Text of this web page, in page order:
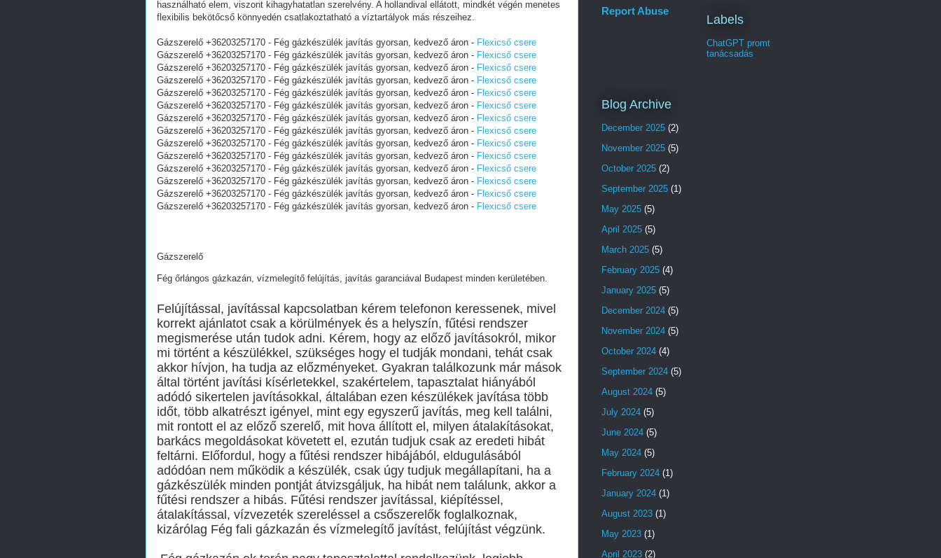
használható elem, viszont kihagyhatatlan szerelvény. A hollandival ellátott, mindkét végén menetes
flexibilis bekötőcső könnyedén csatlakoztatható a víztartályok más részeihez.
Gázszerelő +36203257170 - Fég gázkészülék javítás gyorsan, kedvező áron - Flexicső csere
Gázszerelő +36203257170 - Fég gázkészülék javítás gyorsan, kedvező áron - Flexicső csere
Gázszerelő +36203257170 - Fég gázkészülék javítás gyorsan, kedvező áron - Flexicső csere
Gázszerelő +36203257170 - Fég gázkészülék javítás gyorsan, kedvező áron - Flexicső csere
Gázszerelő +36203257170 - Fég gázkészülék javítás gyorsan, kedvező áron - Flexicső csere
Gázszerelő +36203257170 - Fég gázkészülék javítás gyorsan, kedvező áron - Flexicső csere
Gázszerelő +36203257170 - Fég gázkészülék javítás gyorsan, kedvező áron - Flexicső csere
Gázszerelő +36203257170 - Fég gázkészülék javítás gyorsan, kedvező áron - Flexicső csere
Gázszerelő +36203257170 - Fég gázkészülék javítás gyorsan, kedvező áron - Flexicső csere
Gázszerelő +36203257170 - Fég gázkészülék javítás gyorsan, kedvező áron - Flexicső csere
Gázszerelő +36203257170 - Fég gázkészülék javítás gyorsan, kedvező áron - Flexicső csere
Gázszerelő +36203257170 - Fég gázkészülék javítás gyorsan, kedvező áron - Flexicső csere
Gázszerelő +36203257170 - Fég gázkészülék javítás gyorsan, kedvező áron - Flexicső csere
Gázszerelő +36203257170 - Fég gázkészülék javítás gyorsan, kedvező áron - Flexicső csere
Gázszerelő
Fég őrlángos gázkazán, vízmelegítő felújítás, javítás garanciával Budapest minden kerületében.
Felújítással, javítással kapcsolatban kérem telefonon keressenek, mivel
korrekt ajánlatot csak a körülmények és a helyszín, fűtési rendszer
megismerése után tudok adni. Kérem, hogy az előző javításokról, mikor
mi történt a készülékkel, szükséges hogy el tudják mondani, tehát csak
akkor hívjon, ha tudja az előzményeket. Gyakran találkozunk már mások
által történt javítási kísérletekkel, szakértelem, tapasztalat hiányából
adódó sikertelen javításokkal, általában ezen készülékek javítása több
időt, több alkatrészt igényel, mint egy egyszerű javítás, meg kell találni,
mit rontott el az előző szerelő, mit hova állított el, milyen átalakításokat,
barkács megoldásokat követett el, ezután tudjuk csak az eredeti hibát
feltárni. Előfordul, hogy a fűtési rendszer hibájából, eldugulásából
adódóan nem működik a készülék, csak úgy tudjuk megállapítani, ha a
gázkészülék minden pontját átvizsgáljuk, ha hibát nem találunk, akkor a
fűtési rendszer a hibás. Fűtési rendszer javítással, kiépítéssel,
átalakítással, vízvezeték szereléssel a csőszerelők foglalkoznak,
kizárólag Fég fali gázkazán és vízmelegítő javítást, felújítást végzünk.
Report Abuse
Labels
ChatGPT promt
tanácsadás
Blog Archive
December 2025 (2)
November 2025 (5)
October 2025 (2)
September 2025 (1)
May 2025 (5)
April 2025 (5)
March 2025 (5)
February 2025 (4)
January 2025 (5)
December 2024 (5)
November 2024 (5)
October 2024 (4)
September 2024 (5)
August 2024 (5)
July 2024 (5)
June 2024 (5)
May 2024 (5)
February 2024 (1)
January 2024 (1)
August 2023 (1)
May 2023 (1)
April 2023 (2)